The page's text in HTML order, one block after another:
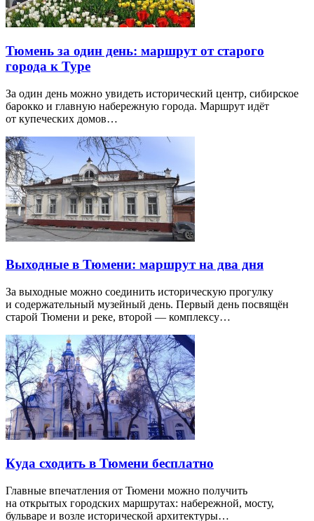
Тюмень за один день: маршрут от старого
города к Туре
За один день можно увидеть исторический центр, сибирское
барокко и главную набережную города. Маршрут идёт
от купеческих домов…
Выходные в Тюмени: маршрут на два дня
За выходные можно соединить историческую прогулку
и содержательный музейный день. Первый день посвящён
старой Тюмени и реке, второй — комплексу…
Куда сходить в Тюмени бесплатно
Главные впечатления от Тюмени можно получить
на открытых городских маршрутах: набережной, мосту,
бульваре и возле исторической архитектуры…